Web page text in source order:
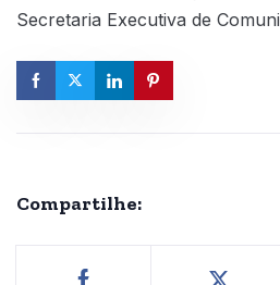
Secretaria Executiva de
Compartilhe: